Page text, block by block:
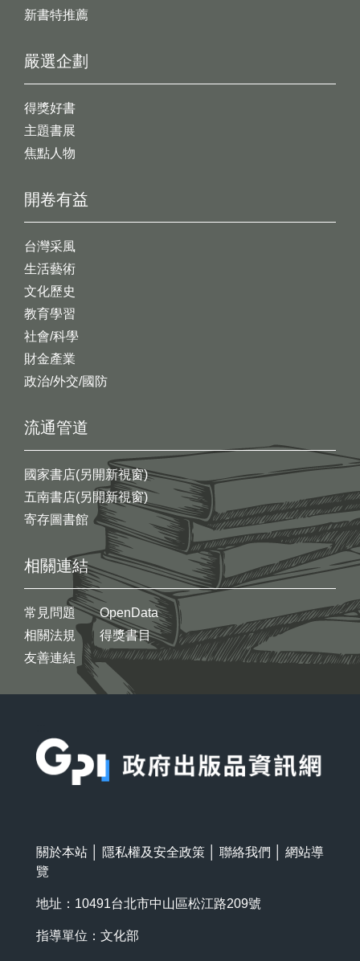
新書特推薦
開卷有益
台灣采風
生活藝術
文化歷史
教育學習
社會/科學
財金產業
政治/外交/國防
嚴選企劃
得獎好書
主題書展
焦點人物
流通管道
國家書店(另開新視窗)
五南書店(另開新視窗)
寄存圖書館
相關連結
常見問題
相關法規
友善連結
OpenData
得獎書目
關於本站 隱私權及安全政策 聯絡我們
網站導
覽
地址：10491台北市中山區松江路209號
指導單位：文化部